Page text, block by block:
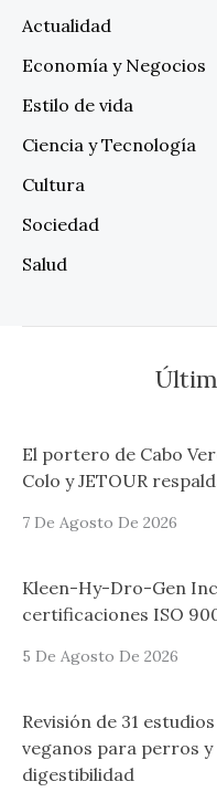
Actualidad
Economía y Negocios
Estilo de vida
Ciencia y Tecnología
Cultura
Sociedad
Salud
El portero de Cabo
Colo y JETOUR
7 De Agosto De 2026
Kleen-Hy-Dro-Gen
certificaciones ISO
5 De Agosto De 2026
Revisión de 31
veganos para perros
digestibilidad